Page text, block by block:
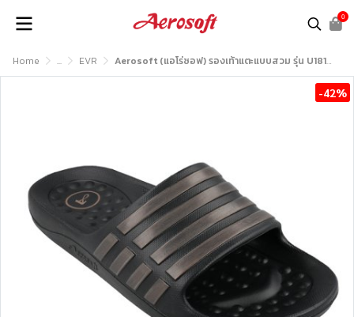
0
Home ... EVR Aerosoft (แอโร่ซอฟ) รองเท้าแตะแบบสวม รุ่น U1818
-42%